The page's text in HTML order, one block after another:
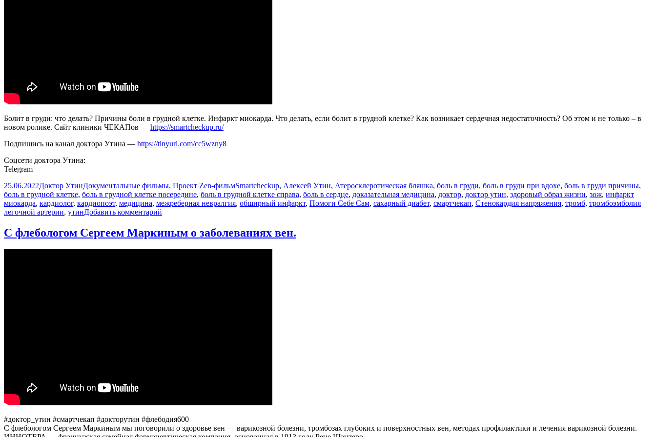
Болит в груди: что делать? Причины боли в грудной клетке. Инфаркт миокарда. Что делать, если болит в грудной клетке? Как возникает сердечная недостаточность? Об этом и не только – в
новом ролике. Сайт клиники ЧЕКАПов — https://smartcheckup.ru/
Подпишись на канал доктора Утина — https://tinyurl.com/cc5wzny8
Соцсети доктора Утина:
Telegram
Опубликовано
25.06.2022Автор
Доктор УтинРубрики
Документальные фильмы, Проект Zen-фильмМетки
Smartcheckup, Алексей Утин, Атеросклеротическая бляшка, боль в груди, боль в груди при вдохе, боль в груди причины,
боль в грудной клетке, боль в грудной клетке посередине, боль в грудной клетке справа, боль в сердце, доказательная медицина, доктор, доктор утин, здоровый образ жизни, зож, инфаркт
миокарда, кардиолог, кардиопоэт, медицина, межреберная невралгия, обширный инфаркт, Помоги Себе Сам, сахарный диабет, смартчекап, Стенокардия напряжения, тромб, тромбоэмболия
легочной артерии, утинДобавить комментарий
миокарда.
С флебологом Сергеем Маркиным о заболеваниях вен.
#доктор_утин #смартчекап #докторутин #флебодия600
С флебологом Сергеем Маркиным мы поговорили о здоровье вен — варикозной болезни, тромбозах глубоких и поверхностных вен, методах профилактики и лечения варикозной болезни.